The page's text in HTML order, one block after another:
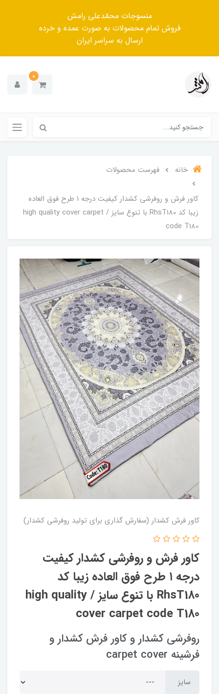
منسوجات محمّدعلی رامش
فروش تمام محصولات به صورت عمده و خرده
ارسال به سراسر ایران
0
خانه فهرست محصولات
کاور فرش و روفرشی کشدار کیفیت درجه ۱ طرح فوق العاده
زیبا کد RhsT180 با تنوع سایز / high quality cover carpet
code T180
کاور فرش کشدار (سفارش گذاری برای تولید روفرشی کشدار)
کاور فرش و روفرشی کشدار کیفیت
درجه ۱ طرح فوق العاده زیبا کد
RhsT180 با تنوع سایز / high quality
cover carpet code T180
روفرشی کشدار و کاور فرش کشدار و
فرشینه carpet cover
سایز